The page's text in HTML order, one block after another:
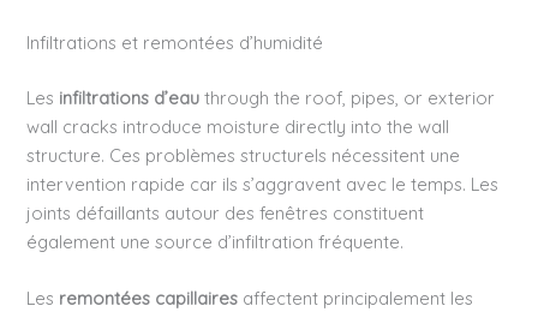
Infiltrations et remontées d’humidité
Les infiltrations d’eau through the roof, pipes, or exterior
wall cracks introduce moisture directly into the wall
structure. Ces problèmes structurels nécessitent une
intervention rapide car ils s’aggravent avec le temps. Les
joints défaillants autour des fenêtres constituent
également une source d’infiltration fréquente.
Les remontées capillaires affectent principalement les